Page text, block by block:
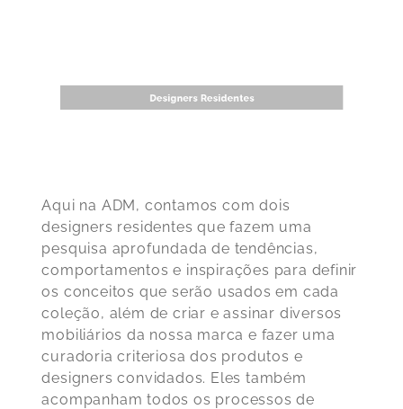
Aqui na ADM, contamos com dois
designers residentes que fazem uma
pesquisa aprofundada de tendências,
comportamentos e inspirações para definir
os conceitos que serão usados em cada
coleção, além de criar e assinar diversos
mobiliários da nossa marca e fazer uma
curadoria criteriosa dos produtos e
designers convidados. Eles também
acompanham todos os processos de